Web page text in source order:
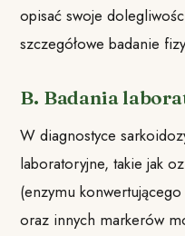
opisać swoje
szczegółowe badanie
B. Badania
W diagnostyce
laboratoryjne, takie jak
(enzymu
oraz innych markerów